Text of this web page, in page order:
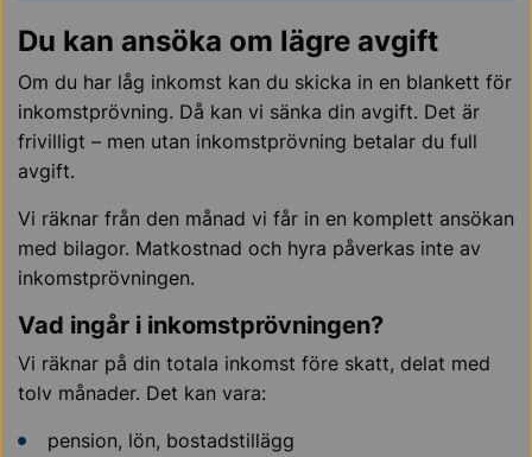
Du kan ansöka om lägre avgift
Om du har låg inkomst kan du skicka in en blankett för
inkomstprövning. Då kan vi sänka din avgift. Det är
frivilligt – men utan inkomstprövning betalar du full
avgift.
Vi räknar från den månad vi får in en komplett ansökan
med bilagor. Matkostnad och hyra påverkas inte av
inkomstprövningen.
Vad ingår i inkomstprövningen?
Vi räknar på din totala inkomst före skatt, delat med
tolv månader. Det kan vara:
pension, lön, bostadstillägg